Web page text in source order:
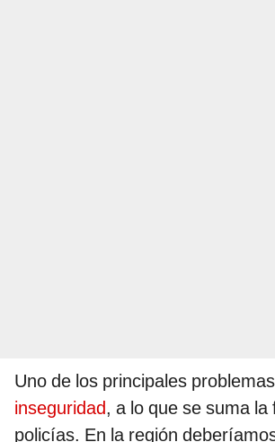
Uno de los principales
inseguridad, a lo que se suma la
policías. En la región